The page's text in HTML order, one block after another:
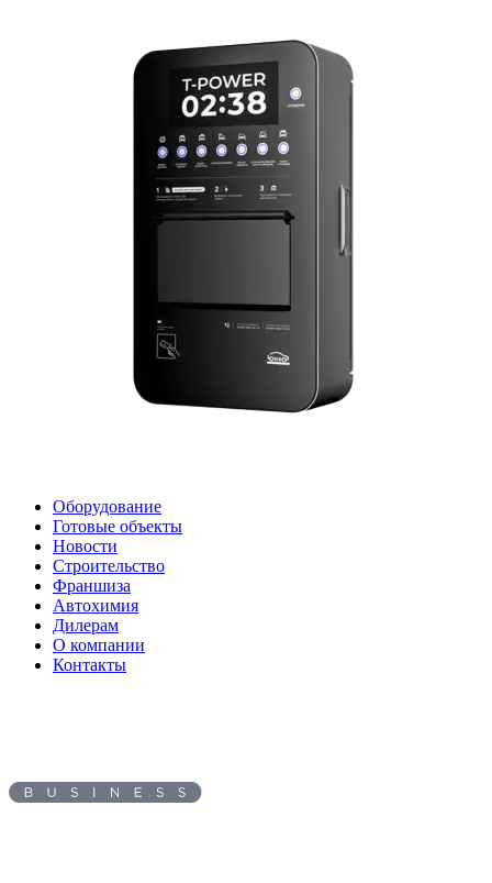
Оборудование
Готовые объекты
Новости
Строительство
Франшиза
Автохимия
Дилерам
О компании
Контакты